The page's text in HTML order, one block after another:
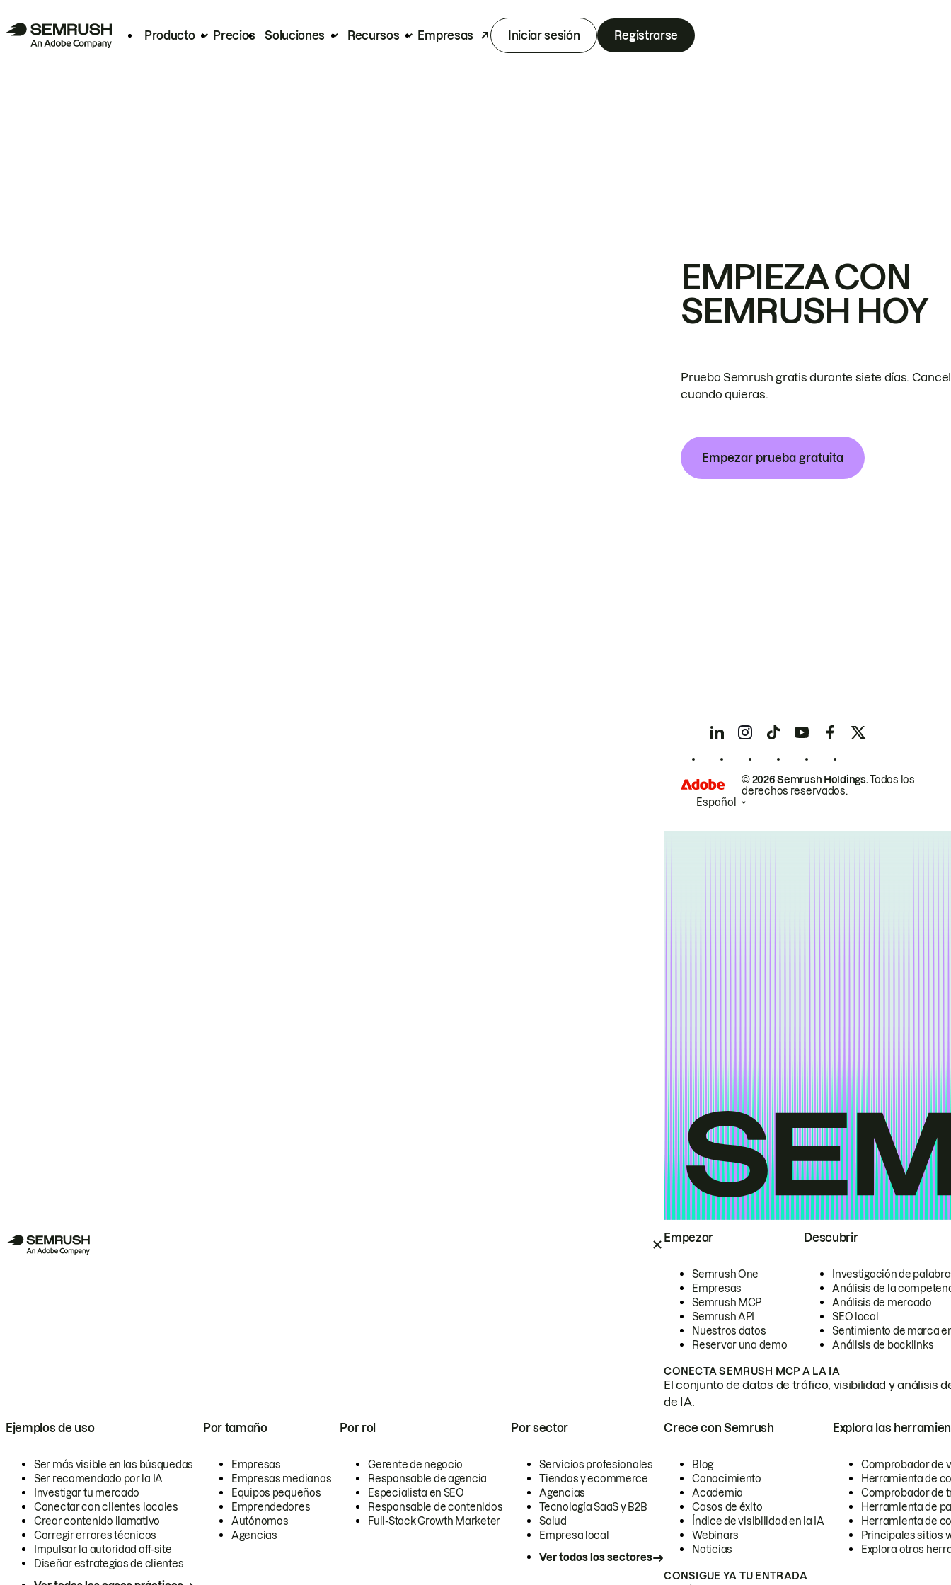
Producto Precios Soluciones Recursos Empresas Iniciar sesión Registrarse
Empezar
Semrush One
Empresas
Semrush MCP
Semrush API
Nuestros datos
Reservar una demo
Descubrir
Investigación de
Análisis de la
Análisis de mercado
SEO local
Sentimiento de marca
Análisis de backlinks
CONECTA SEMRUSH MCP A LA IA
El conjunto de datos de tráfico, visibilidad y análisis
de IA.
Ejemplos de uso
Ser más visible en las búsquedas
Ser recomendado por la IA
Investigar tu mercado
Conectar con clientes locales
Crear contenido llamativo
Corregir errores técnicos
Impulsar la autoridad off-site
Diseñar estrategias de clientes
Por tamaño
Empresas
Empresas medianas
Equipos pequeños
Emprendedores
Autónomos
Agencias
Por rol
Gerente de negocio
Responsable de agencia
Especialista en SEO
Responsable de contenidos
Full-Stack Growth Marketer
Por sector
Servicios profesionales
Tiendas y ecommerce
Agencias
Tecnología SaaS y B2B
Salud
Empresa local
Ver todos los sectores
Crece con Semrush
Blog
Conocimiento
Academia
Casos de éxito
Índice de visibilidad en la IA
Webinars
Noticias
Explora las
Comprobador de
Herramienta de
Comprobador de
Herramienta de
Herramienta de
Principales sitios
Explora otras
CONSIGUE YA TU ENTRADA
EMPIEZA CON
SEMRUSH HOY
Prueba Semrush gratis durante siete días.
cuando quieras.
Empezar prueba gratuita
© 2026 Semrush Holdings.Todos los
derechos reservados.
Español